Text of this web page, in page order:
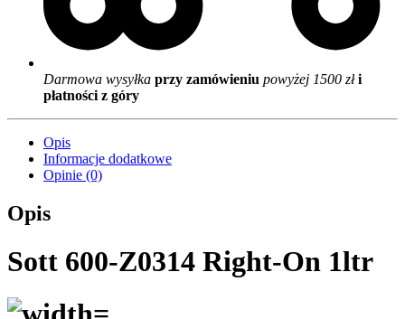
Darmowa wysyłka przy zamówieniu powyżej 1500 złi
płatności z góry
Opis
Informacje dodatkowe
Opinie (0)
Opis
Sott 600-Z0314 Right-On 1ltr